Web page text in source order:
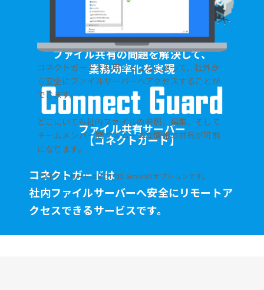
製品・サービス>ファイル共有サーバー【コネクトガード】
ファイル共有の問題を解決して、
業務効率化を実現
ファイル共有サーバー
【コネクトガード】
コネクトガードは
社内ファイルサーバーへ安全にリモートア
クセスできるサービスです。
コネクトガードを利用することによって、社外か
ら安全にファイルサーバーへアクセスすることが
できます。
どこにいても社内ファイルの参照、編集、そして
チームメンバー間でスムーズな情報の共有が可能
になります。
*コネクトガードはMOT/DX Serverのオプションです。